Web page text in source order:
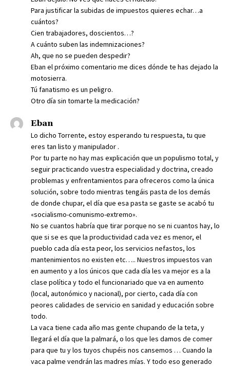
Para justificar la subidas de impuestos quieres echar…a
cuántos?
Cien trabajadores, doscientos…?
A cuánto suben las indemnizaciones?
Ah, que no se pueden despedir?
Eban el próximo comentario me dices dónde te has dejado la
motosierra.
Tú fanatismo es un peligro.
Otro día sin tomarte la medicación?
Eban
Lo dicho Torrente, estoy esperando tu respuesta, tu que
eres tan listo y manipulador .
Por tu parte no hay mas explicación que un populismo total, y
seguir practicando vuestra especialidad y doctrina, creado
problemas y enfrentamientos para ofreceros como la única
solución, sobre todo mientras tengáis pasta de los demás
de donde chupar, el día que esa pasta se gaste se acabó tu
«socialismo-comunismo-extremo».
No se cuantos habría que tirar porque no se ni cuantos hay, lo
que si se es que la productividad cada vez es menor, el
pueblo cada día esta peor, los servicios nefastos, los
mantenimientos no existen etc….. Nuestros impuestos van
en aumento y a los únicos que cada día les va mejor es a la
clase política y todo el funcionariado que va en aumento
(local, autonómico y nacional), por cierto, cada día con
peores calidades de servicio en sanidad y educación sobre
todo.
La vaca tiene cada año mas gente chupando de la teta, y
llegará el día que la palmará, o los que les damos de comer
para que tu y los tuyos chupéis nos cansemos … Cuando la
vaca palme vendrán las madres mías. Y todo eso generado